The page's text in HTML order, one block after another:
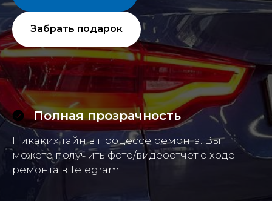
Забрать подарок
Полная прозрачность
Никаких тайн в процессе ремонта. Вы
можете получить фото/видеоотчет о ходе
ремонта в Telegram